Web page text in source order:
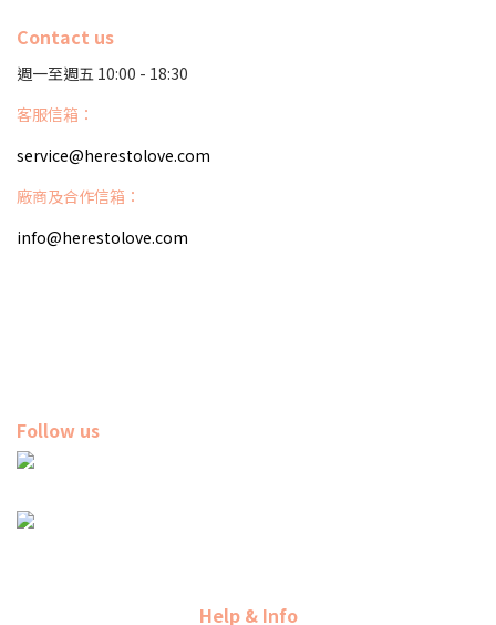
Contact us
週一至週五 10:00 - 18:30
客服信箱：
service@herestolove.com
廠商及合作信箱：
info@herestolove.com
Follow us
Help & Info